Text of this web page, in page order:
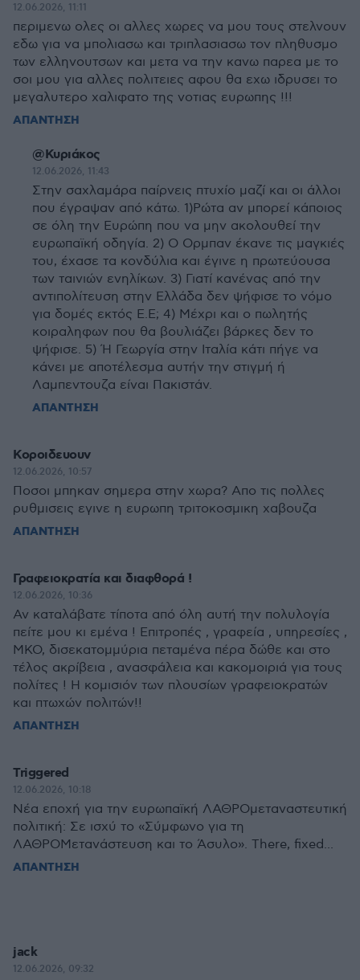
12.06.2026, 11:11
περιμενω ολες οι αλλες χωρες να μου τους στελνουν
εδω για να μπολιασω και τριπλασιασω τον πληθυσμο
των ελληνουτσων και μετα να την κανω παρεα με το
σοι μου για αλλες πολιτειες αφου θα εχω ιδρυσει το
μεγαλυτερο χαλιφατο της νοτιας ευρωπης !!!
ΑΠΑΝΤΗΣΗ
@Κυριάκος
12.06.2026, 11:43
Στην σαχλαμάρα παίρνεις πτυχίο μαζί και οι άλλοι
που έγραψαν από κάτω. 1)Ρώτα αν μπορεί κάποιος
σε όλη την Ευρώπη που να μην ακολουθεί την
ευρωπαϊκή οδηγία. 2) Ο Ορμπαν έκανε τις μαγκιές
του, έχασε τα κονδύλια και έγινε η πρωτεύουσα
των ταινιών ενηλίκων. 3) Γιατί κανένας από την
αντιπολίτευση στην Ελλάδα δεν ψήφισε το νόμο
για δομές εκτός Ε.Ε; 4) Μέχρι και ο πωλητής
κοιραληφων που θα βουλιάζει βάρκες δεν το
ψήφισε. 5) Ή Γεωργία στην Ιταλία κάτι πήγε να
κάνει με αποτέλεσμα αυτήν την στιγμή ή
Λαμπεντουζα είναι Πακιστάν.
ΑΠΑΝΤΗΣΗ
Κοροιδευουν
12.06.2026, 10:57
Ποσοι μπηκαν σημερα στην χωρα? Απο τις πολλες
ρυθμισεις εγινε η ευρωπη τριτοκοσμικη χαβουζα
ΑΠΑΝΤΗΣΗ
Γραφειοκρατία και διαφθορά !
12.06.2026, 10:36
Αν καταλάβατε τίποτα από όλη αυτή την πολυλογία
πείτε μου κι εμένα ! Επιτροπές , γραφεία , υπηρεσίες ,
ΜΚΟ, δισεκατομμύρια πεταμένα πέρα δώθε και στο
τέλος ακρίβεια , ανασφάλεια και κακομοιριά για τους
πολίτες ! Η κομισιόν των πλουσίων γραφειοκρατών
και πτωχών πολιτών!!
ΑΠΑΝΤΗΣΗ
Triggered
12.06.2026, 10:18
Νέα εποχή για την ευρωπαϊκή ΛΑΘΡΟμεταναστευτική
πολιτική: Σε ισχύ το «Σύμφωνο για τη
ΛΑΘΡΟΜετανάστευση και το Άσυλο». There, fixed...
ΑΠΑΝΤΗΣΗ
jack
12.06.2026, 09:32